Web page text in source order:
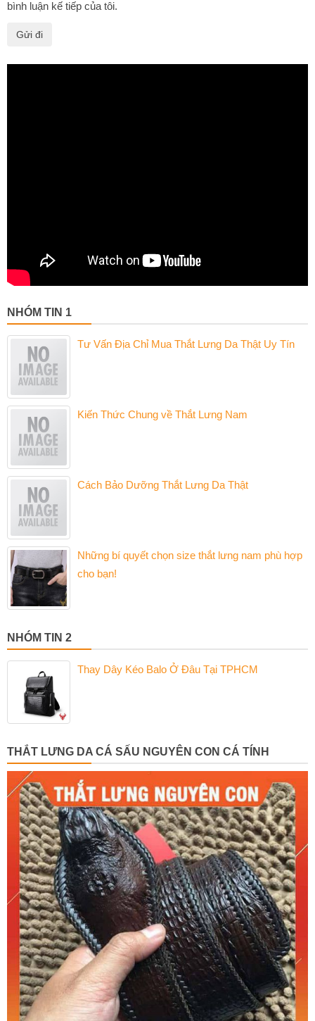
bình luận kế tiếp của tôi.
NHÓM TIN 1
Tư Vấn Địa Chỉ Mua Thắt Lưng Da Thật Uy Tín
Kiến Thức Chung về Thắt Lưng Nam
Cách Bảo Dưỡng Thắt Lưng Da Thật
Những bí quyết chọn size thắt lưng nam phù hợp
cho bạn!
NHÓM TIN 2
Thay Dây Kéo Balo Ở Đâu Tại TPHCM
THẮT LƯNG DA CÁ SẤU NGUYÊN CON CÁ TÍNH